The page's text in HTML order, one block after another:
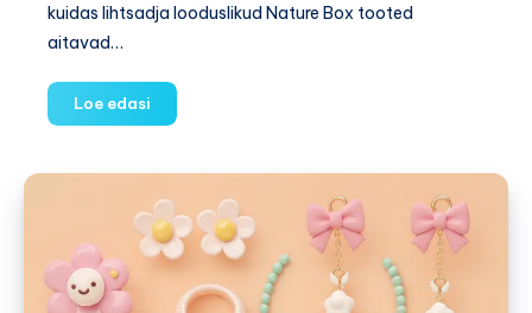
kuidas lihtsadja looduslikud Nature Box tooted
aitavad…
Loe edasi
ilurituaalid,
on
väike
laps